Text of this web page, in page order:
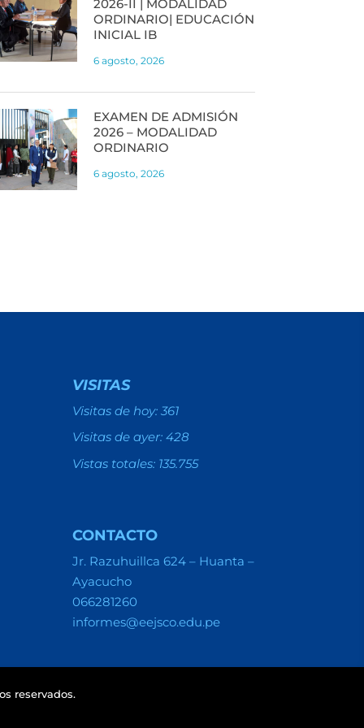
2026-II | MODALIDAD
ORDINARIO| EDUCACIÓN
INICIAL IB
6 agosto, 2026
EXAMEN DE ADMISIÓN
2026 – MODALIDAD
ORDINARIO
6 agosto, 2026
VISITAS
Visitas de hoy:361
Visitas de ayer:428
Vistas totales: 135.755
CONTACTO
Jr. Razuhuillca 624 – Huanta –
Ayacucho
066281260
informes@eejsco.edu.pe
reservados.